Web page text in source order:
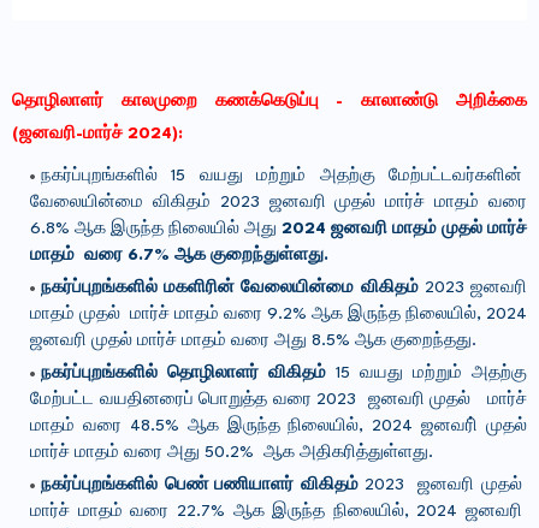
தொழிலாளர் காலமுறை கணக்கெடுப்பு - காலாண்டு அறிக்கை
(ஜனவரி-மார்ச் 2024):
நகர்ப்புறங்களில் 15 வயது மற்றும் அதற்கு மேற்பட்டவர்களின்
வேலையின்மை விகிதம் 2023 ஜனவரி முதல் மார்ச் மாதம் வரை
6.8% ஆக இருந்த நிலையில் அது 2024 ஜனவரி மாதம் முதல் மார்ச்
மாதம் வரை 6.7% ஆக குறைந்துள்ளது.
நகர்ப்புறங்களில் மகளிரின் வேலையின்மை விகிதம்2023 ஜனவரி
மாதம் முதல் மார்ச் மாதம் வரை 9.2% ஆக இருந்த நிலையில், 2024
ஜனவரி முதல் மார்ச் மாதம் வரை அது 8.5% ஆக குறைந்தது.
நகர்ப்புறங்களில் தொழிலாளர் விகிதம் 15 வயது மற்றும் அதற்கு
மேற்பட்ட வயதினரைப் பொறுத்த வரை 2023 ஜனவரி முதல் மார்ச்
மாதம் வரை 48.5% ஆக இருந்த நிலையில், 2024 ஜனவரி் முதல்
மார்ச் மாதம் வரை அது 50.2% ஆக அதிகரித்துள்ளது.
நகர்ப்புறங்களில் பெண் பணியாளர் விகிதம்2023 ஜனவரி முதல்
மார்ச் மாதம் வரை 22.7% ஆக இருந்த நிலையில், 2024 ஜனவரி